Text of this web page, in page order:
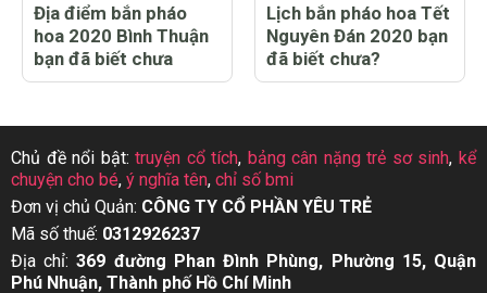
Địa điểm bắn pháo
hoa 2020 Bình Thuận
bạn đã biết chưa
Lịch bắn pháo hoa Tết
Nguyên Đán 2020 bạn
đã biết chưa?
Chủ đề nổi bật:truyện cổ tích, bảng cân nặng trẻ sơ sinh,kể
chuyện cho bé, ý nghĩa tên, chỉ số bmi
Đơn vị chủ Quản: CÔNG TY CỔ PHẦN YÊU TRẺ
Mã số thuế: 0312926237
Địa chỉ:369 đường Phan Đình Phùng, Phường 15, Quận
Phú Nhuận, Thành phố Hồ Chí Minh